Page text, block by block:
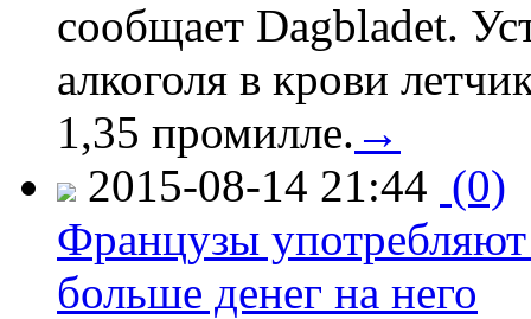
сообщает Dagbladet.
алкоголя в крови
1,35 промилле. →
2015-08-14 21:44 (0)
Французы
больше денег на него